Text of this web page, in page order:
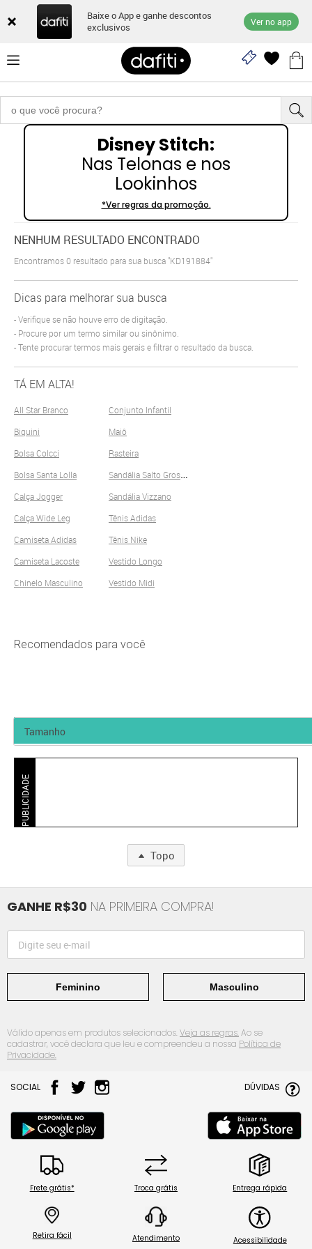
Baixe o App e ganhe descontos
exclusivos
Ver no app
Disney Stitch:
Nas Telonas e nos
Lookinhos
*Ver regras da promoção.
NENHUM RESULTADO ENCONTRADO
Encontramos0 resultado para sua busca"KD191884"
Dicas para melhorar sua busca
Verifique se não houve erro de digitação.
Procure por um termo similar ou sinônimo.
Tente procurar termos mais gerais e filtrar o resultado da busca.
TÁ EM ALTA!
All Star Branco
Biquini
Bolsa Colcci
Bolsa Santa Lolla
Calça Jogger
Calça Wide Leg
Camiseta Adidas
Camiseta Lacoste
Chinelo Masculino
Conjunto Infantil
Maiô
Rasteira
S
andália Salto Grosso
Sandália Vizzano
Tênis Adidas
Tênis Nike
Vestido Longo
Vestido Midi
Recomendados para você
PUBLICIDADE
Topo
GANHE R$30 NA PRIMEIRA COMPRA!
Feminino Masculino
Válido apenas em produtos selecionados.Veja as regras.Ao se
cadastrar, você declara que leu e compreendeu a nossa Política de
Privacidade.
SOCIAL DÚVIDAS
Frete grátis* Troca grátis Entrega rápida
Retira fácil Atendimento Acessibilidade